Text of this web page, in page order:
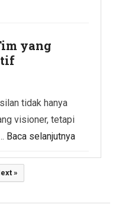
yang
tidak hanya
visioner, tetapi
Baca selanjutnya
»